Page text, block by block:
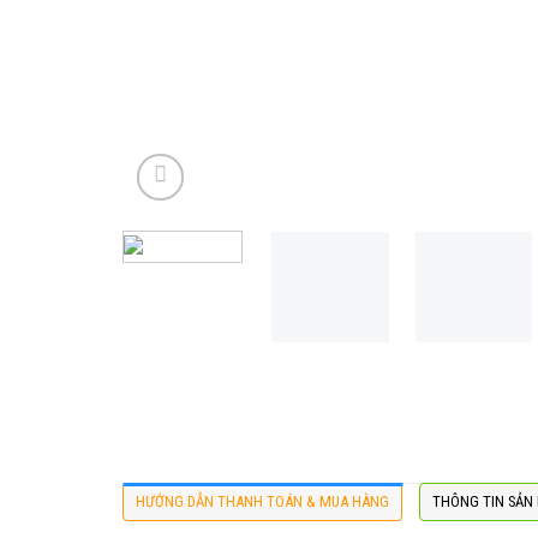
HƯỚNG DẪN THANH TOÁN & MUA HÀNG THÔNG TIN SẢN